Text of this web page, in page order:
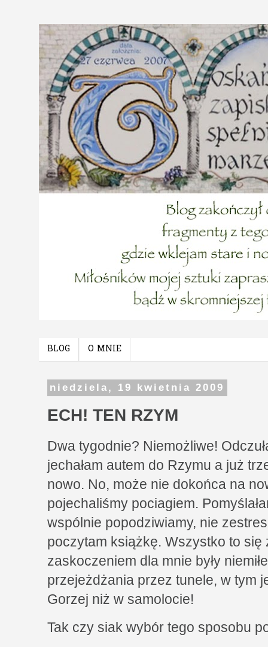
BLOG O MNIE
niedziela, 19 kwietnia 2009
ECH! TEN RZYM
Dwa tygodnie? Niemożliwe!
jechałam autem do Rzymu a już
nowo. No, może nie dokońca na
pojechaliśmy pociagiem.
wspólnie popodziwiamy, nie
poczytam książkę. Wszystko to się
zaskoczeniem dla mnie były
przejeżdżania przez tunele, w tym
Gorzej niż w samolocie!
Tak czy siak wybór tego sposobu